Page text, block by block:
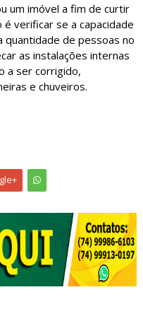
um imóvel a fim de curtir
verificar se a capacidade
de pessoas no
as instalações internas
a ser corrigido,
e chuveiros.